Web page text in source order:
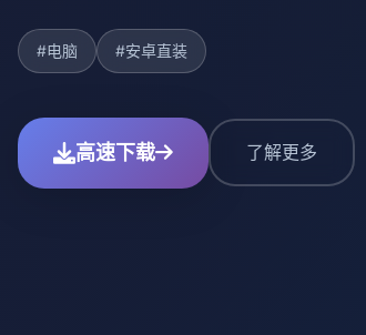
#电脑 #安卓直装
高速下载 了解更多